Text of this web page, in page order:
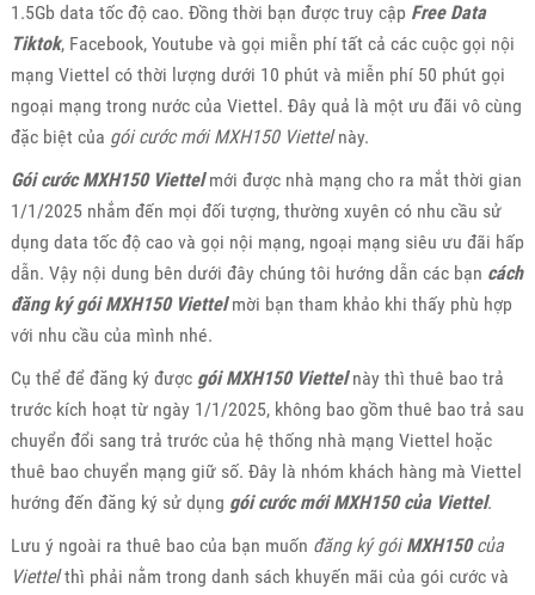
1.5Gb data tốc độ cao. Đồng thời bạn được truy cập Free Data
Tiktok, Facebook, Youtube và gọi miễn phí tất cả các cuộc gọi nội
mạng Viettel có thời lượng dưới 10 phút và miễn phí 50 phút gọi
ngoại mạng trong nước của Viettel. Đây quả là một ưu đãi vô cùng
đặc biệt của gói cước mới MXH150 Viettelnày.
Gói cước MXH150 Viettelmới được nhà mạng cho ra mắt thời gian
1/1/2025 nhắm đến mọi đối tượng, thường xuyên có nhu cầu sử
dụng data tốc độ cao và gọi nội mạng, ngoại mạng siêu ưu đãi hấp
dẫn. Vậy nội dung bên dưới đây chúng tôi hướng dẫn các bạn cách
đăng ký gói MXH150 Viettelmời bạn tham khảo khi thấy phù hợp
với nhu cầu của mình nhé.
Cụ thể để đăng ký được gói MXH150 Viettelnày thì thuê bao trả
trước kích hoạt từ ngày 1/1/2025, không bao gồm thuê bao trả sau
chuyển đổi sang trả trước của hệ thống nhà mạng Viettel hoặc
thuê bao chuyển mạng giữ số. Đây là nhóm khách hàng mà Viettel
hướng đến đăng ký sử dụng gói cước mới MXH150 của Viettel.
Lưu ý ngoài ra thuê bao của bạn muốn đăng ký góiMXH150của
Viettelthì phải nằm trong danh sách khuyến mãi của gói cước và